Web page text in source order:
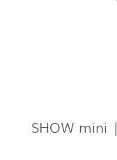
SHOW mini |